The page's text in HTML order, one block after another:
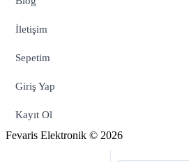
İletişim
Sepetim
Giriş Yap
Kayıt Ol
Fevaris Elektronik © 2026